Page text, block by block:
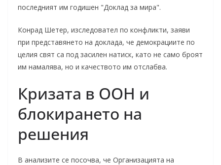
последният им годишен "Доклад за мира".
Конрад Шетер, изследовател по конфликти, заяви
при представянето на доклада, че демокрациите по
целия свят са под засилен натиск, като не само броят
им намалява, но и качеството им отслабва.
Кризата в ООН и
блокирането на
решения
В анализите се посочва, че Организацията на